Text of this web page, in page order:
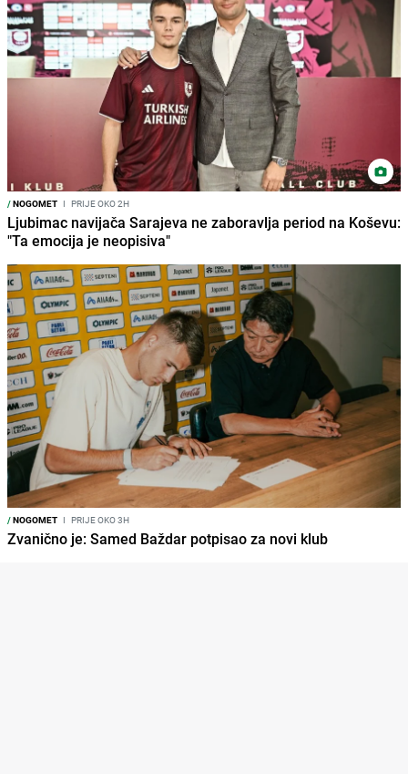
/NOGOMET I PRIJE OKO 2H
Ljubimac navijača Sarajeva ne zaboravlja period na Koševu:
"Ta emocija je neopisiva"
/NOGOMET I PRIJE OKO 3H
Zvanično je: Samed Baždar potpisao za novi klub